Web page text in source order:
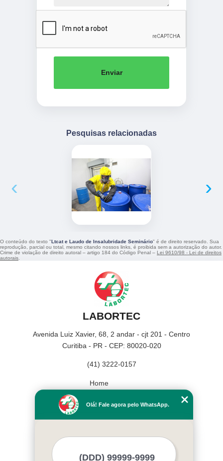
Enviar
Pesquisas relacionadas
‹ ›
O conteúdo do texto " Ltcat e Laudo de Insalubridade Seminário" é de direito reservado. Sua
reprodução, parcial ou total, mesmo citando nossos links, é proibida sem a autorização do autor.
Crime de violação de direito autoral – artigo 184 do Código Penal – Lei 9610/98 - Lei de direitos
autorais.
LABORTEC
Avenida Luiz Xavier, 68, 2 andar - cjt 201 - Centro
Curitiba - PR - CEP: 80020-020
(41) 3222-0157
Home
Missão
Olá! Fale agora pelo WhatsApp.